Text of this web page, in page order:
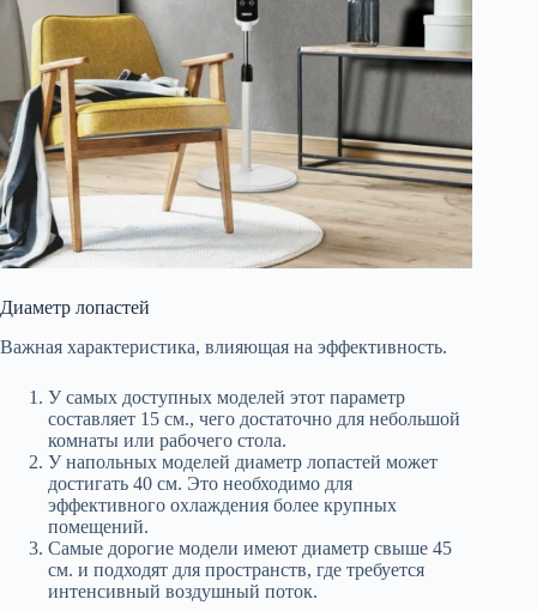
Диаметр лопастей
Важная характеристика, влияющая на эффективность.
У самых доступных моделей этот параметр
составляет 15 см., чего достаточно для небольшой
комнаты или рабочего стола.
У напольных моделей диаметр лопастей может
достигать 40 см. Это необходимо для
эффективного охлаждения более крупных
помещений.
Самые дорогие модели имеют диаметр свыше 45
см. и подходят для пространств, где требуется
интенсивный воздушный поток.